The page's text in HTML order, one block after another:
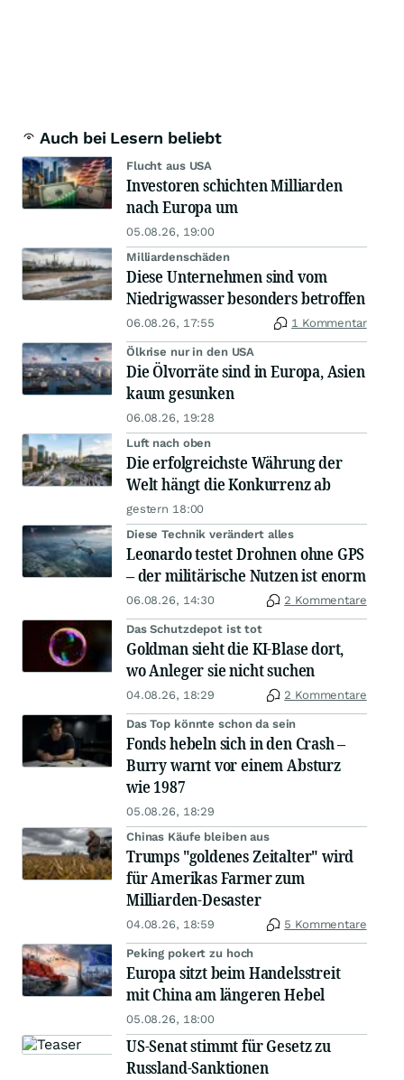
Auch bei Lesern beliebt
Flucht aus USA
Investoren schichten Milliarden
nach Europa um
05.08.26, 19:00
Milliardenschäden
Diese Unternehmen sind vom
Niedrigwasser besonders betroffen
06.08.26, 17:55 1 Kommentar
Ölkrise nur in den USA
Die Ölvorräte sind in Europa, Asien
kaum gesunken
06.08.26, 19:28
Luft nach oben
Die erfolgreichste Währung der
Welt hängt die Konkurrenz ab
gestern 18:00
Diese Technik verändert alles
Leonardo testet Drohnen ohne GPS
– der militärische Nutzen ist enorm
06.08.26, 14:30 2 Kommentare
Das Schutzdepot ist tot
Goldman sieht die KI-Blase dort,
wo Anleger sie nicht suchen
04.08.26, 18:29 2 Kommentare
Das Top könnte schon da sein
Fonds hebeln sich in den Crash –
Burry warnt vor einem Absturz
wie 1987
05.08.26, 18:29
Chinas Käufe bleiben aus
Trumps "goldenes Zeitalter" wird
für Amerikas Farmer zum
Milliarden-Desaster
04.08.26, 18:59 5 Kommentare
Peking pokert zu hoch
Europa sitzt beim Handelsstreit
mit China am längeren Hebel
05.08.26, 18:00
US-Senat stimmt für Gesetz zu
Russland-Sanktionen